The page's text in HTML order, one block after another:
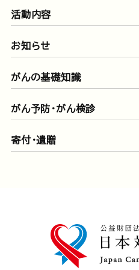
活動内容
お知らせ
がんの基礎知識
がん予防・がん検診
寄付・遺贈